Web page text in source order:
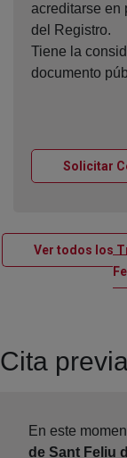
acreditarse en
del Registro.
Tiene la
documento
Solicitar
Ver todos los
Cita
En este
de Sant Feliu